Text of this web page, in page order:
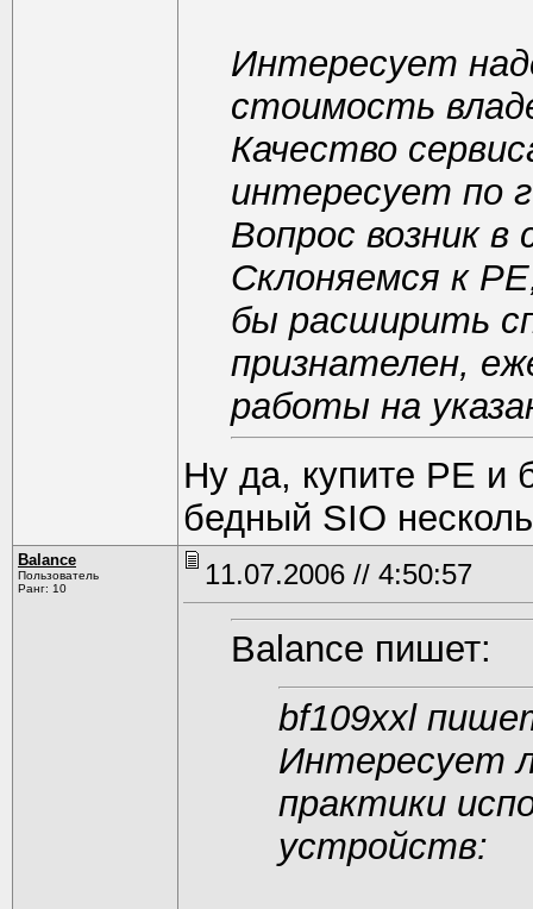
Интересует
стоимость
Качество
интересует по
Вопрос возник в
Склоняемся к
бы расширить
признателен,
работы на
Ну да, купите РЕ и
бедный SIO
Balance
Пользователь
Ранг: 10
11.07.2006 // 4:50:57
Balance пишет:
bf109xxl
Интересует
практики
устройств: